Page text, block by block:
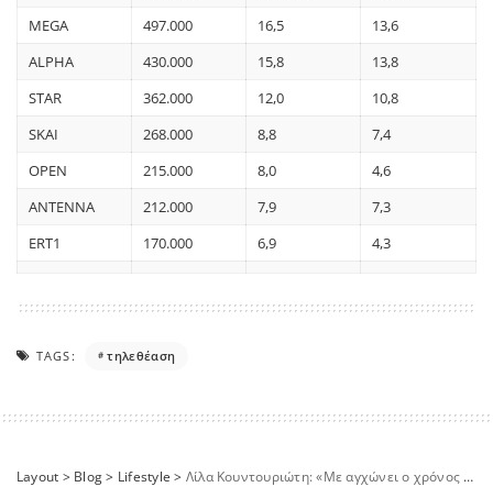
MEGA
497.000 16,5
13,6
ALPHA
430.000 15,8
13,8
STAR
362.000 12,0
10,8
SKAI
268.000 8,8
7,4
OPEN
215.000 8,0
4,6
ANTENNA
212.000 7,9
7,3
ERT1
170.000 6,9 4,3
TAGS: τηλεθέαση
Layout > Blog> Lifestyle > Λίλα Κουντουριώτη: «Με αγχώνει ο χρόνος που περνά – βρίσκομαι σε ψυχοθεραπεία τα τελευταία τρία χρόνια»